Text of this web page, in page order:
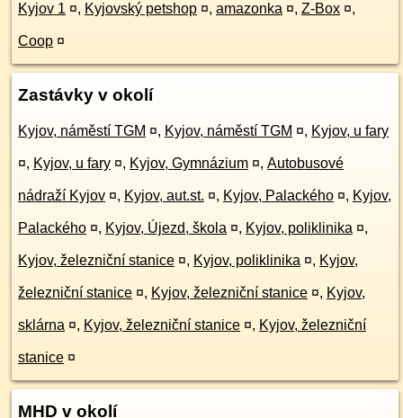
Kyjov 1 ¤, Kyjovský petshop ¤, amazonka ¤, Z-Box ¤,
Coop ¤
Zastávky v okolí
Kyjov, náměstí TGM ¤, Kyjov, náměstí TGM ¤, Kyjov, u fary
¤, Kyjov, u fary ¤, Kyjov, Gymnázium ¤, Autobusové
nádraží Kyjov ¤, Kyjov, aut.st. ¤, Kyjov, Palackého ¤, Kyjov,
Palackého ¤, Kyjov, Újezd, škola ¤, Kyjov, poliklinika ¤,
Kyjov, železniční stanice ¤, Kyjov, poliklinika ¤, Kyjov,
železniční stanice ¤, Kyjov, železniční stanice ¤, Kyjov,
sklárna ¤, Kyjov, železniční stanice ¤, Kyjov, železniční
stanice ¤
MHD v okolí